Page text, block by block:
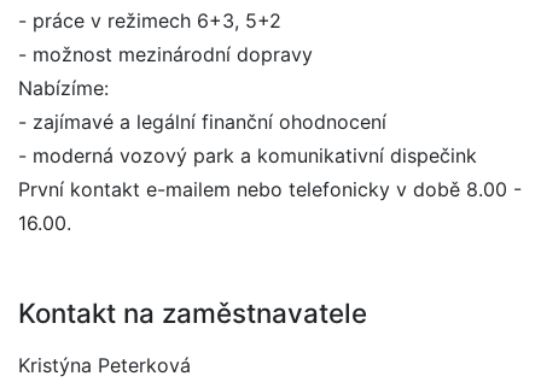
- práce v režimech 6+3, 5+2
- možnost mezinárodní dopravy
Nabízíme:
- zajímavé a legální finanční ohodnocení
- moderná vozový park a komunikativní dispečink
První kontakt e-mailem nebo telefonicky v době 8.00 -
16.00.
Kontakt na zaměstnavatele
Kristýna Peterková